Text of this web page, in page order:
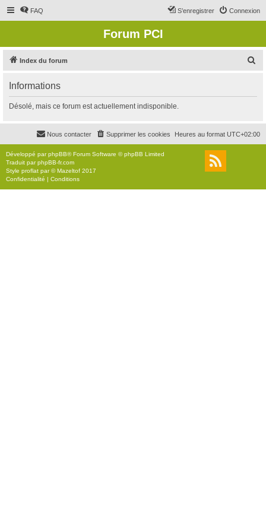
FAQ Connexion
S’enregistrer
Forum PCI
Index du forum
r
c
r
Informations
Désolé, mais ce forum est actuellement indisponible.
Heures au format UTC+02:00
Supprimer les cookies
Nous contacter
Développé parphpBB® Forum Software © phpBB Limited
Traduit parphpBB-fr.com
Style proflat par ©Mazeltof 2017
Confidentialité | Conditions